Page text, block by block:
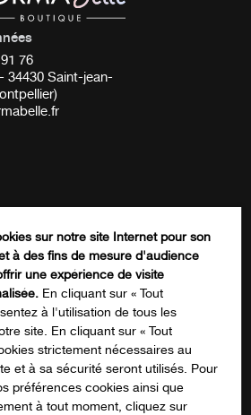
sur des notes inspirées de
/ Pentatonique)
et enveloppantes, idéales pour
émotionnel et la détente
cm
6,3 cm
naturel
soudées à l’argent
F G A D F A / Pentatonique)
– France (Pyrénées)
ou à la main
Facebook
qu’à des fins de
inchangé.
à notre newsletter
76
34430 Saint-jean-
sur notre site Internet pour son
à des fins de mesure d'audience
une expérience de visite
En cliquant sur « Tout
à l'utilisation de tous les
site. En cliquant sur « Tout
strictement nécessaires au
et à sa sécurité seront utilisés. Pour
préférences cookies ainsi que
à tout moment, cliquez sur